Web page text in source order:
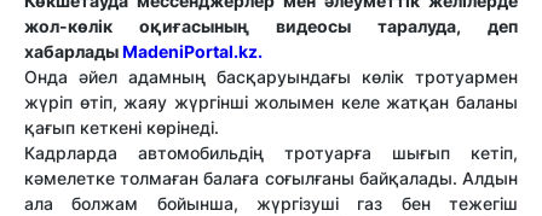
жол-көлік оқиғасының видеосы таралуда, деп
хабарладыMadeniPortal.kz.
Онда әйел адамның басқаруындағы көлік тротуармен
жүріп өтіп, жаяу жүргінші жолымен келе жатқан баланы
қағып кеткені көрінеді.
Кадрларда автомобильдің тротуарға шығып кетіп,
кәмелетке толмаған балаға соғылғаны байқалады. Алдын
ала болжам бойынша, жүргізуші газ бен тежегіш